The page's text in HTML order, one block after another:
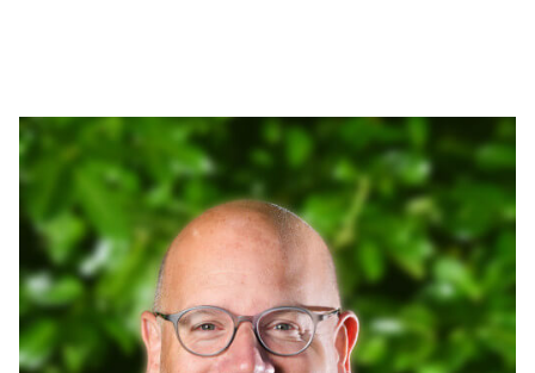
Arthur Lankhuizen
06 551 184 60
arthur@lucvastgoed.nl
Contact opnemen